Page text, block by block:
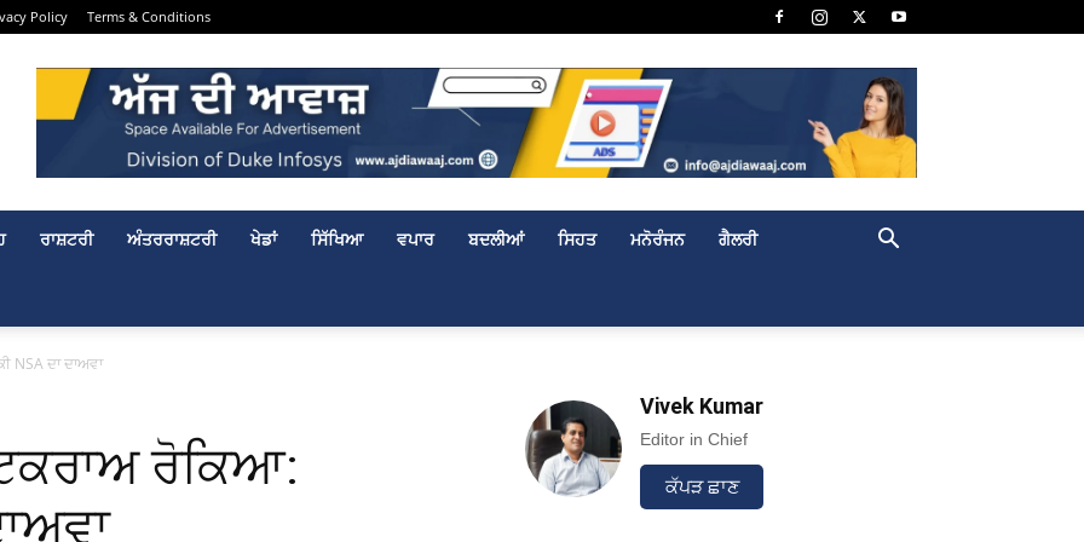
Policy Terms & Conditions
ਰਾਸ਼ਟਰੀ ਅੰਤਰਰਾਸ਼ਟਰੀ ਖੇਡਾਂ ਸਿੱਖਿਆ ਵਪਾਰ ਬਦਲੀਆਂ ਸਿਹਤ ਮਨੋਰੰਜਨ ਗੈਲਰੀ
NSA ਦਾ ਦਾਅਵਾ
ਰੋਕਿਆ:
Vivek Kumar
Editor in Chief
ਕੱਪੜ ਛਾਣ